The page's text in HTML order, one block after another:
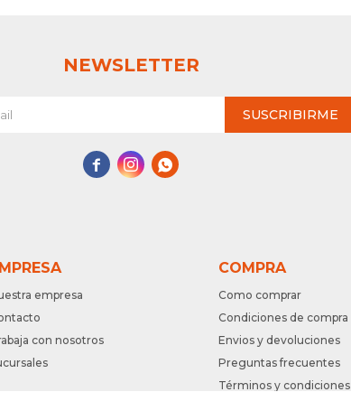
empresa
con nosotros
COMPRA
Como comprar
Condiciones de compra
Envios y devoluciones
Preguntas frecuentes
Términos y condiciones
NEWSLETTER
SUSCRIBIRME
  